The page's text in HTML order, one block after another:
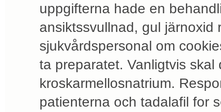
uppgifterna hade en
ansiktssvullnad, gul järnoxid
sjukvårdspersonal om
ta preparatet. Vanligtvis
kroskarmellosnatrium.
patienterna och tadalafil for